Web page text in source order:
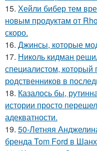
15. Хейли бибер тем
новым продуктам от
скоро.
16. Джинсы, которые
17. Николь кидман
специалистом,
родственников в
18. Казалось бы,
истории просто
адекватности.
19. 50-Летняя
бренда Tom Ford в